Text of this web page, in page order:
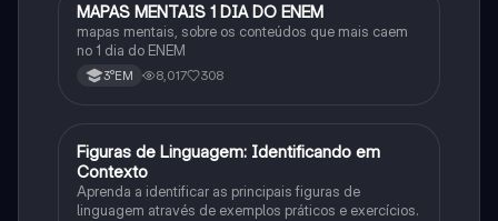
Português
MAPAS MENTAIS 1 DIA DO ENEM
mapas mentais, sobre os conteúdos que mais caem
no 1 dia do ENEM
3°EM 8,017 308
FPortuguês
Figuras de Linguagem: Identificando em
Contexto
Aprenda a identificar as principais figuras de
linguagem através de exemplos práticos e exercícios.